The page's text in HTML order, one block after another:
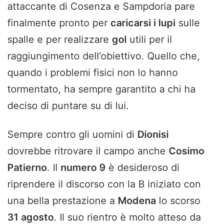
attaccante di Cosenza e Sampdoria pare
finalmente pronto per caricarsi i lupi sulle
spalle e per realizzare gol utili per il
raggiungimento dell’obiettivo. Quello che,
quando i problemi fisici non lo hanno
tormentato, ha sempre garantito a chi ha
deciso di puntare su di lui.
Sempre contro gli uomini di Dionisi
dovrebbe ritrovare il campo anche Cosimo
Patierno. Il numero 9 è desideroso di
riprendere il discorso con la B iniziato con
una bella prestazione a Modena lo scorso
31 agosto. Il suo rientro è molto atteso da